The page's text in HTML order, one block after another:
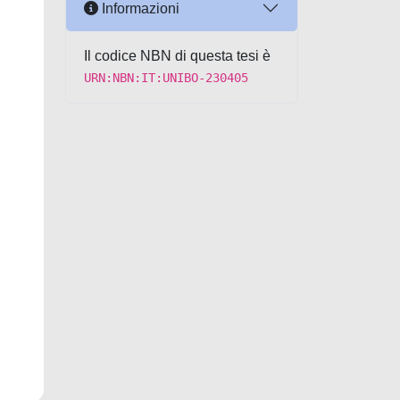
Informazioni
Il codice NBN di questa tesi è
URN:NBN:IT:UNIBO-230405